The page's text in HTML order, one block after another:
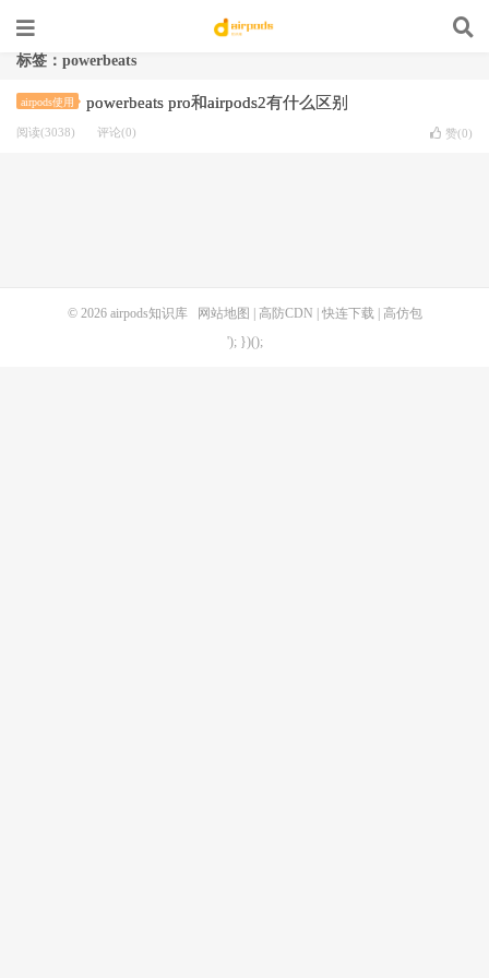
标签：powerbeats
airpods使用 powerbeats pro和airpods2有什么区别
阅读(3038) 评论(0) 赞(0)
© 2026 airpods知识库 网站地图 高防CDN 快连下载| 高仿包
'); })();